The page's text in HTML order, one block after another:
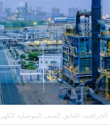
الفائق الصف الموصلية